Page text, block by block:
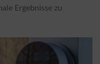
Ergebnisse zu